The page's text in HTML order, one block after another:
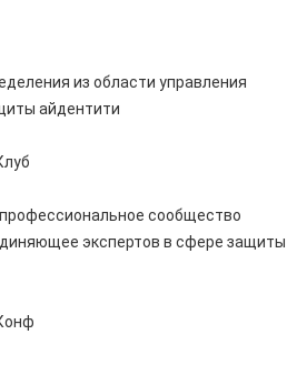
из области управления
айдентити
сообщество
экспертов в сфере защиты